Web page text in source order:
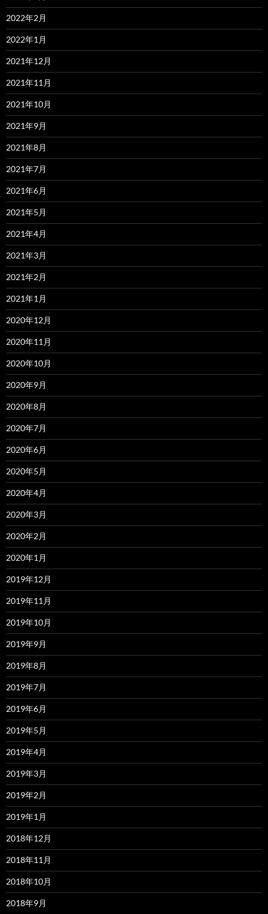
2022年2月
2022年1月
2021年12月
2021年11月
2021年10月
2021年9月
2021年8月
2021年7月
2021年6月
2021年5月
2021年4月
2021年3月
2021年2月
2021年1月
2020年12月
2020年11月
2020年10月
2020年9月
2020年8月
2020年7月
2020年6月
2020年5月
2020年4月
2020年3月
2020年2月
2020年1月
2019年12月
2019年11月
2019年10月
2019年9月
2019年8月
2019年7月
2019年6月
2019年5月
2019年4月
2019年3月
2019年2月
2019年1月
2018年12月
2018年11月
2018年10月
2018年9月